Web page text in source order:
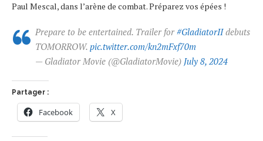
Paul Mescal, dans l’arène de combat. Préparez vos épées !
Prepare to be entertained. Trailer for#GladiatorIIdebuts
TOMORROW. pic.twitter.com/kn2mFxf70m
— Gladiator Movie (@GladiatorMovie) July 8, 2024
Partager :
Facebook X